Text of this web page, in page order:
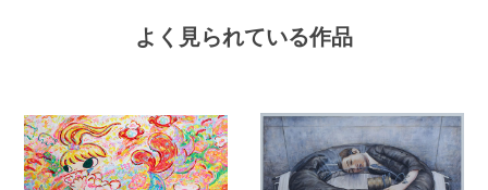
よく見られている作品